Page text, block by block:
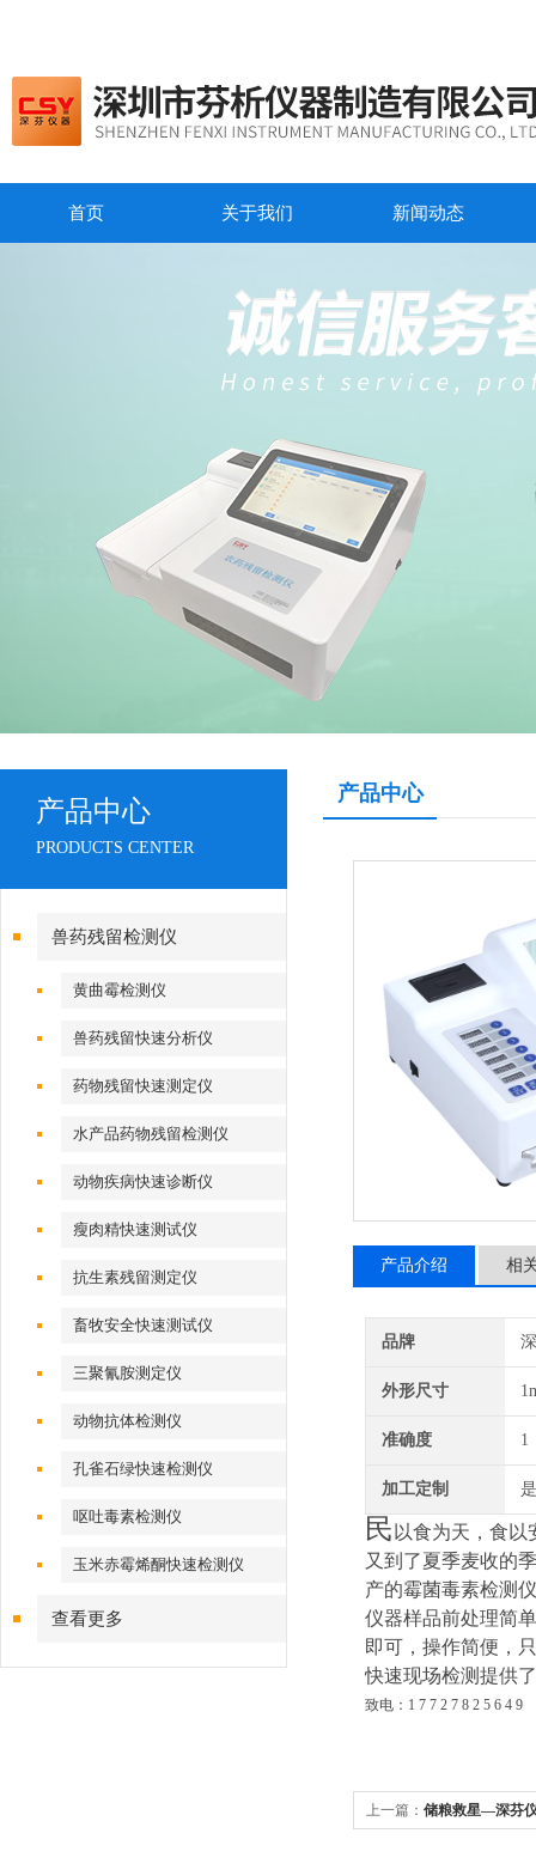
首页 关于我们 新闻动态
产品中心
PRODUCTS CENTER
兽药残留检测仪
黄曲霉检测仪
兽药残留快速分析仪
药物残留快速测定仪
水产品药物残留检测仪
动物疾病快速诊断仪
瘦肉精快速测试仪
抗生素残留测定仪
畜牧安全快速测试仪
三聚氰胺测定仪
动物抗体检测仪
孔雀石绿快速检测仪
呕吐毒素检测仪
玉米赤霉烯酮快速检测仪
查看更多
产品中心
产品介绍 相
品牌
外形尺寸
准确度 1
加工定制 是
民 以食为天，食
又到了夏季麦收的
产的霉菌毒素检测
仪器样品前处理简
即可，操作简便，
快速现场检测提供
致电：1 7 7 2 7 8 2 5 6 4 9
上一篇： 储粮救星—深芬